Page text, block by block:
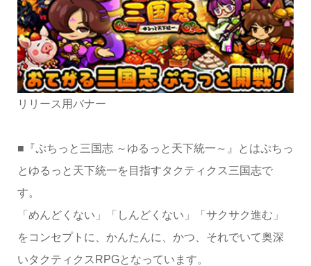
リリース用バナー
■『ぷちっと三国志 ～ゆるっと天下統一～』とはぷちっ
とゆるっと天下統一を目指すタクティクス三国志で
す。
「めんどくない」「しんどくない」「サクサク進む」
をコンセプトに、かんたんに、かつ、それでいて奥深
いタクティクスRPGとなっています。